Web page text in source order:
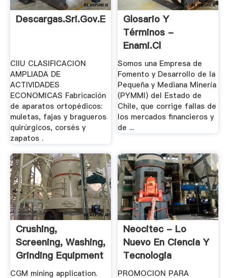
Descargas.sri.gov.ec
CIIU CLASIFICACION
AMPLIADA DE
ACTIVIDADES
ECONOMICAS Fabricación
de aparatos ortopédicos:
muletas, fajas y bragueros
quirúrgicos, corsés y
zapatos .
Glosario Y
Términos -
Enami.cl
Somos una Empresa de
Fomento y Desarrollo de la
Pequeña y Mediana Minería
(PYMMI) del Estado de
Chile, que corrige fallas de
los mercados financieros y
de ...
Crushing,
Screening, Washing,
Grinding Equipment
.
CGM mining application.
Neocitec - Lo
Nuevo En Ciencia Y
Tecnologia
PROMOCION PARA